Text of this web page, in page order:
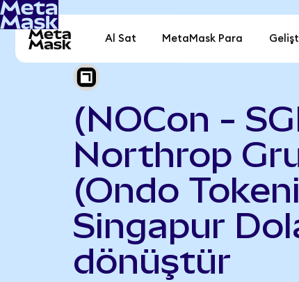
Al Sat MetaMask Para
(NOCon -
Northrop
(Ondo
Singapur
dönüştür